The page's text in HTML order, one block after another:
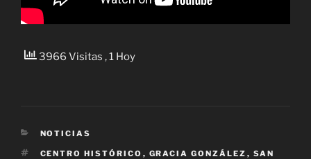
3966 Visitas , 1 Hoy
CATEGORÍAS
NOTICIAS
ETIQUETAS
CENTRO HISTÓRICO , GRACIA GONZÁLEZ , SAN